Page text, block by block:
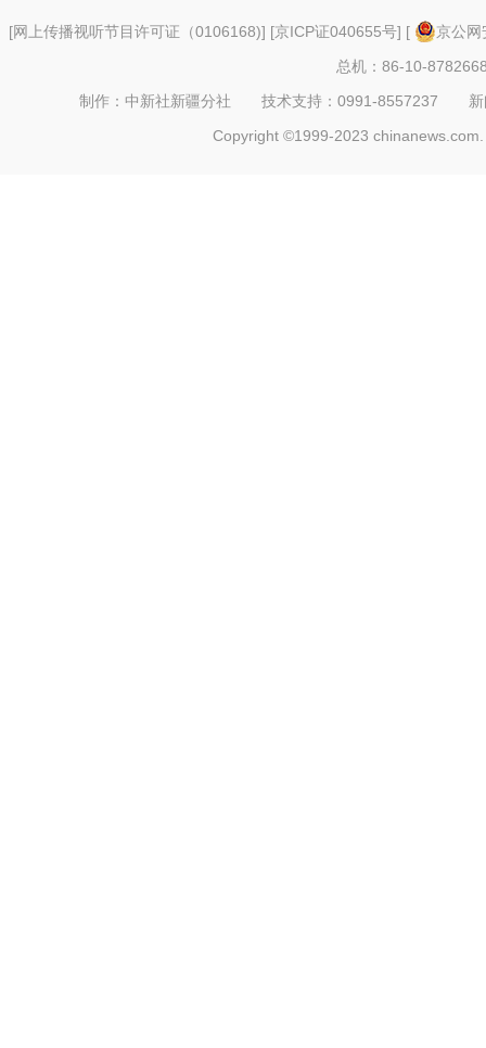
[网上传播视听节目许可证（0106168)] [京ICP证040655号] [
京公
总机：86-10-
制作：中新社新疆分社 技术支持：0991-8557237
Copyright ©1999-2023